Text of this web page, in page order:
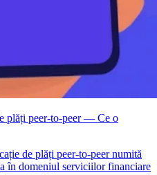
plăți peer-to-peer — Ce o
de plăți peer-to-peer numită
în domeniul serviciilor financiare